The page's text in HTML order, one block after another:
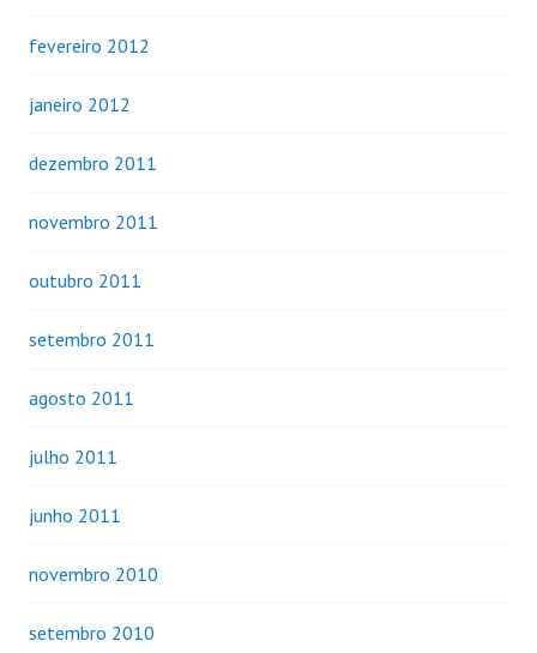
fevereiro 2012
janeiro 2012
dezembro 2011
novembro 2011
outubro 2011
setembro 2011
agosto 2011
julho 2011
junho 2011
novembro 2010
setembro 2010